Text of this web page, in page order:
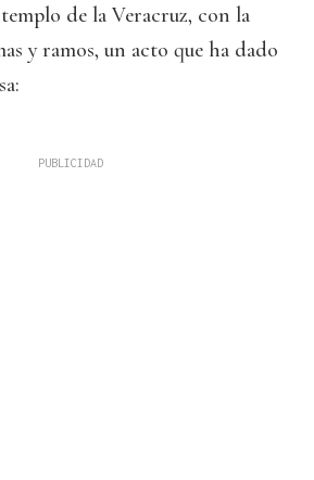
de la Veracruz, con la
y ramos, un acto que ha dado